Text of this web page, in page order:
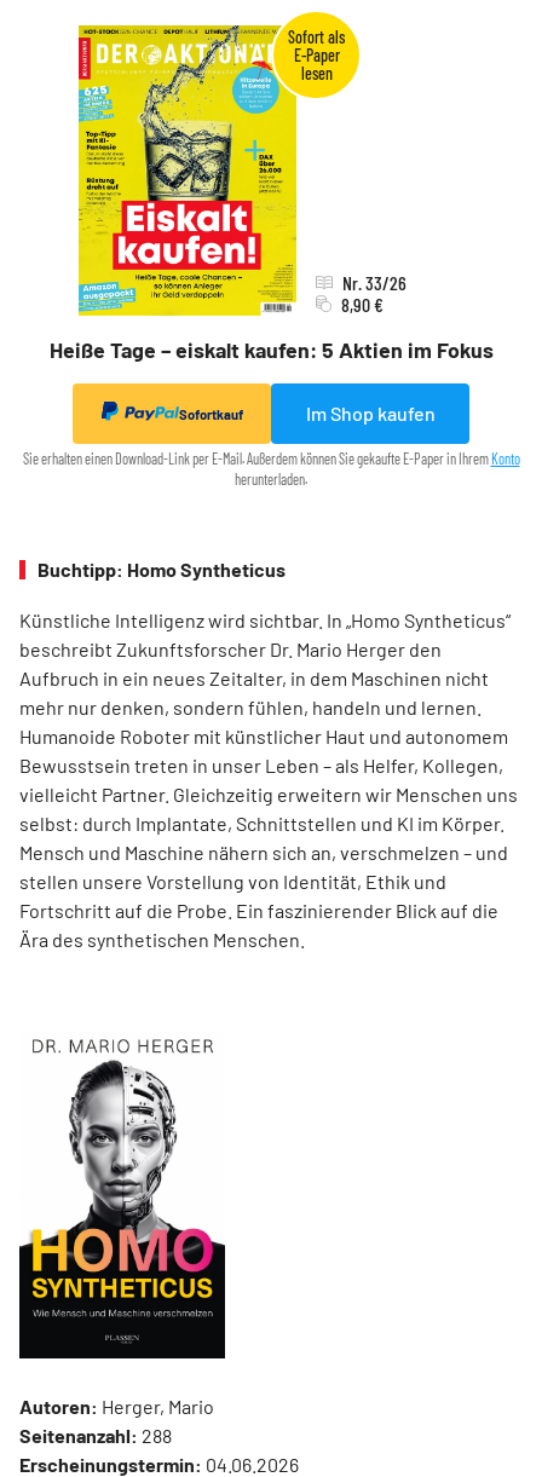
Heiße Tage – eiskalt kaufen: 5 Aktien im Fokus
Nr. 33/26
8,90 €
Sofortkauf Im Shop kaufen
Sie erhalten einen Download-Link per E-Mail. Außerdem können Sie gekaufte E-Paper in Ihrem Konto
herunterladen.
Buchtipp: Homo Syntheticus
Künstliche Intelligenz wird sichtbar. In „Homo Syntheticus“
beschreibt Zukunftsforscher Dr. Mario Herger den
Aufbruch in ein neues Zeitalter, in dem Maschinen nicht
mehr nur denken, sondern fühlen, handeln und lernen.
Humanoide Roboter mit künstlicher Haut und autonomem
Bewusstsein treten in unser Leben – als Helfer, Kollegen,
vielleicht Partner. Gleichzeitig erweitern wir Menschen uns
selbst: durch Implantate, Schnittstellen und KI im Körper.
Mensch und Maschine nähern sich an, verschmelzen – und
stellen unsere Vorstellung von Identität, Ethik und
Fortschritt auf die Probe. Ein faszinierender Blick auf die
Ära des synthetischen Menschen.
Autoren: Herger, Mario
Seitenanzahl: 288
Erscheinungstermin: 04.06.2026